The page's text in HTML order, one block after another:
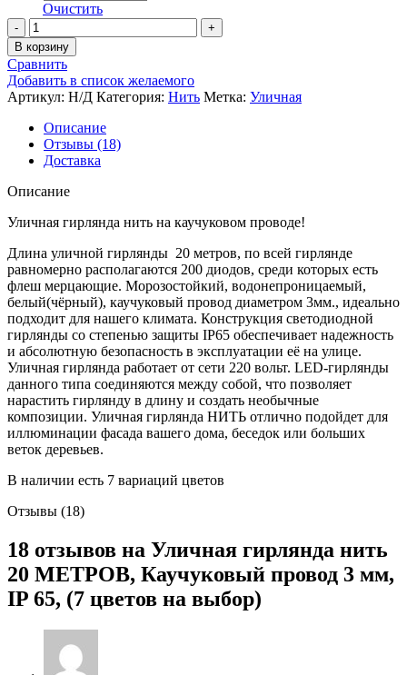
Очистить
Количество
товара
Уличная
гирлянда
нить
20
МЕТРОВ,
Каучуковый
провод
мм,
65,
цветов
на
выбор)
В корзину
Сравнить
Добавить в список желаемого
Артикул: Н/Д Категория: Нить Метка: Уличная
Описание
Отзывы (18)
Доставка
Описание
Уличная гирлянда нить на каучуковом проводе!
Длина уличной гирлянды 20 метров, по всей гирлянде
равномерно располагаются 200 диодов, среди которых есть
флеш мерцающие. Морозостойкий, водонепроницаемый,
белый(чёрный), каучуковый провод диаметром 3мм., идеально
подходит для нашего климата. Конструкция светодиодной
гирлянды со степенью защиты IP65 обеспечивает надежность
и абсолютную безопасность в эксплуатации её на улице.
Уличная гирлянда работает от сети 220 вольт. LED-гирлянды
данного типа соединяются между собой, что позволяет
нарастить гирлянду в длину и создать необычные
композиции. Уличная гирлянда НИТЬ отлично подойдет для
иллюминации фасада вашего дома, беседок или больших
веток деревьев.
В наличии есть 7 вариаций цветов
Отзывы (18)
18 отзывов на Уличная гирлянда нить
20 МЕТРОВ, Каучуковый провод 3 мм,
IP 65, (7 цветов на выбор)